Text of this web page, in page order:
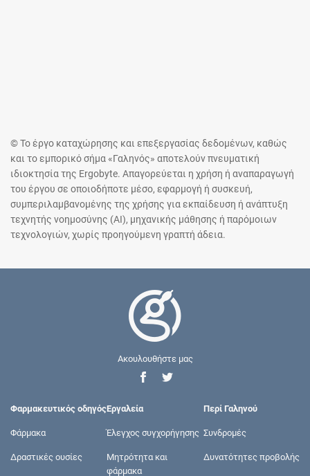
© Το έργο καταχώρησης και επεξεργασίας δεδομένων, καθώς
και το εμπορικό σήμα «Γαληνός» αποτελούν πνευματική
ιδιοκτησία της Ergobyte. Απαγορεύεται η χρήση ή αναπαραγωγή
του έργου σε οποιοδήποτε μέσο, εφαρμογή ή συσκευή,
συμπεριλαμβανομένης της χρήσης για εκπαίδευση ή ανάπτυξη
τεχνητής νοημοσύνης (AI), μηχανικής μάθησης ή παρόμοιων
τεχνολογιών, χωρίς προηγούμενη γραπτή άδεια.
Ακουλουθήστε μας
Φαρμακευτικός οδηγός
Φάρμακα
Δραστικές ουσίες
Εργαλεία
Έλεγχος συγχορήγησης
Μητρότητα και
φάρμακα
Περί Γαληνού
Συνδρομές
Δυνατότητες προβολής